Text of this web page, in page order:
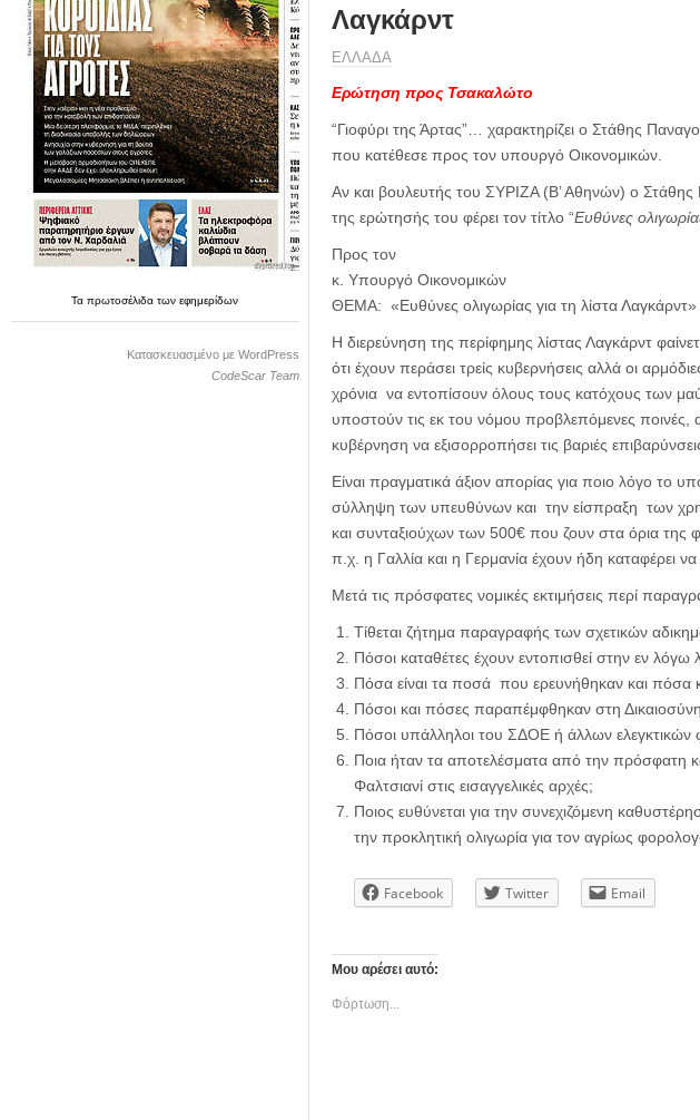
Ταπρωτοσέλιδατωνεφημερίδων
Κατασκευασμένο με WordPress
CodeScar Team
Λαγκάρντ
ΕΛΛΑΔΑ
Ερώτηση προς Τσακαλώτο
“Γιοφύρι της Άρτας”… χαρακτηρίζει ο Στάθης
που κατέθεσε προς τον υπουργό Οικονομικών.
Αν και βουλευτής του ΣΥΡΙΖΑ (Β’ Αθηνών) ο Στάθης
της ερώτησής του φέρει τον τίτλο “Ευθύνες
Προς τον
κ. Υπουργό Οικονομικών
ΘΕΜΑ: «Ευθύνες ολιγωρίας για τη λίστα Λαγκάρντ»
Η διερεύνηση της περίφημης λίστας Λαγκάρντ
ότι έχουν περάσει τρείς κυβερνήσεις αλλά οι
χρόνια να εντοπίσουν όλους τους κατόχους των
υποστούν τις εκ του νόμου προβλεπόμενες ποινές,
κυβέρνηση να εξισορροπήσει τις βαριές
Είναι πραγματικά άξιον απορίας για ποιο λόγο το
σύλληψη των υπευθύνων και την είσπραξη των
και συνταξιούχων των 500€ που ζουν στα όρια της
π.χ. η Γαλλία και η Γερμανία έχουν ήδη καταφέρει
Μετά τις πρόσφατες νομικές εκτιμήσεις περί
Τίθεται ζήτημα παραγραφής των σχετικών
Πόσοι καταθέτες έχουν εντοπισθεί στην εν
Πόσα είναι τα ποσά που ερευνήθηκαν και πόσα
Πόσοι και πόσες παραπέμφθηκαν στη
Πόσοι υπάλληλοι του ΣΔΟΕ ή άλλων ελεγκτικών
Ποια ήταν τα αποτελέσματα από την πρόσφατη
Φαλτσιανί στις εισαγγελικές αρχές;
Ποιος ευθύνεται για την συνεχιζόμενη
την προκλητική ολιγωρία για τον αγρίως
Facebook Twitter Email
Μου αρέσει αυτό:
Φόρτωση...